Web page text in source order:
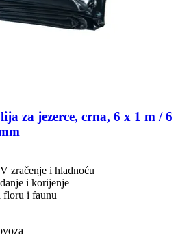
za jezerce, crna, 6 x 1 m / 6
zračenje i hladnoću
i korijenje
floru i faunu